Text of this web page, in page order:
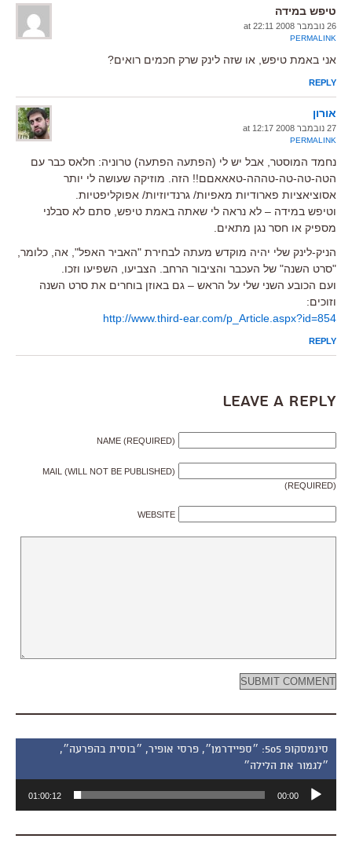
טיפש במידה
26 נובמבר 2008 at 22:11
PERMALINK
אני באמת טיפש, או שזה לינק שרק חכמים רואים?
REPLY
אורון
27 נובמבר 2008 at 12:17
PERMALINK
נחמד המוסטר, אבל יש לי (הפתעה הפתעה) טרוניה: חלאס כבר עם
הטה-טה-טה-טההה-טאאאםם!! הזה. מוזיקה שעושה לי יותר
אסוציאציות פארודיות מאפיות/ גרנדיוזיות/ אפוקליפטיות.
וטיפש במידה – לא נראה לי שאתה באמת טיפש, סתם לא סבלני
מספיק או חסר נגן מתאים.
הניק-לינק שלי יהיה מוקדש מעתה לבחירת "האביר האפל", אה, כלומר,
"סרט השנה" של העכבר והציבור הרחב. הצביעו, השפיעו וזכו.
ועם הכובע השני שלי על הראש – גם באוזן בוחרים את סרט השנה
וזוכים:
http://www.third-ear.com/p_Article.aspx?id=854
REPLY
Leave a Reply
NAME (REQUIRED)
MAIL (WILL NOT BE PUBLISHED)
(REQUIRED)
WEBSITE
סינמסקופ 505: ״ספיידרמן״, פרסי אופיר, ״בוסית בהפרעה״,
״לגמור את הלילה״
אודיו
00:00
01:00:12